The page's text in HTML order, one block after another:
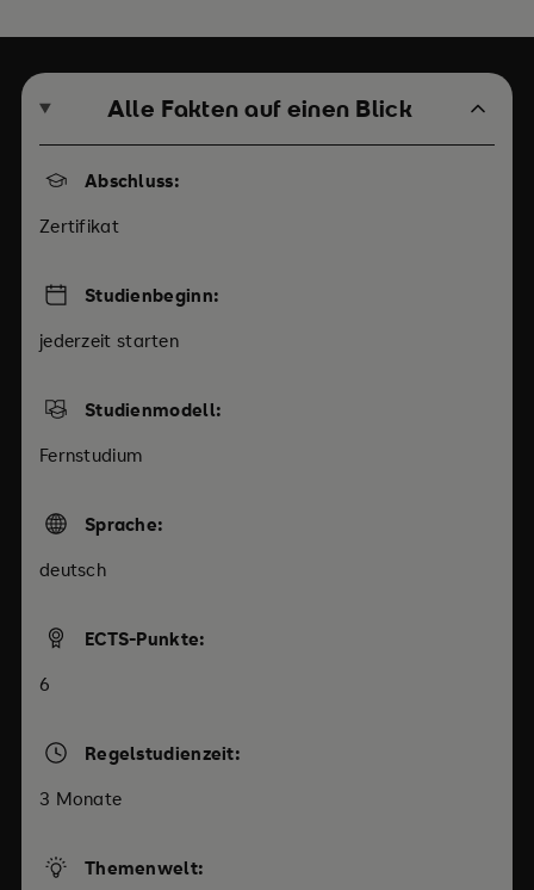
Alle Fakten auf einen Blick
Abschluss:
Zertifikat
Studienbeginn:
jederzeit starten
Studienmodell:
Fernstudium
Sprache:
deutsch
ECTS-Punkte:
6
Regelstudienzeit:
3 Monate
Themenwelt: